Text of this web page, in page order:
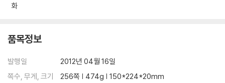
화
품목정보
발행일
2012년 04월 16일
쪽수, 무게, 크기
256쪽 | 474g | 150*224*20mm